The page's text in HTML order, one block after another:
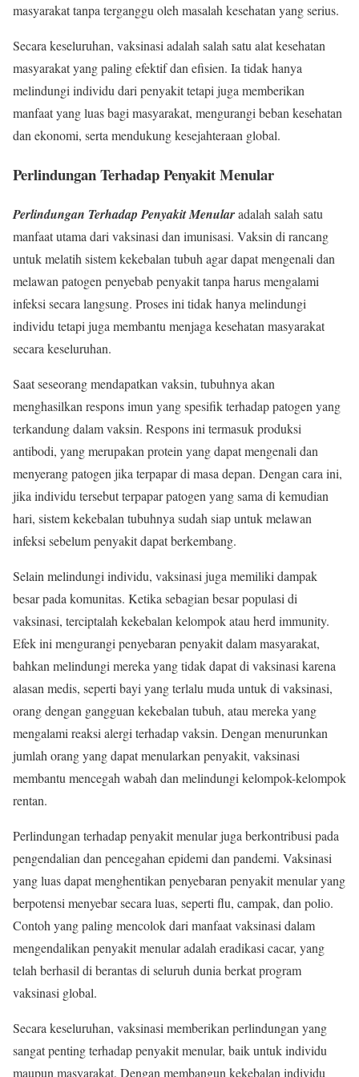
masyarakat tanpa terganggu oleh masalah kesehatan yang serius.
Secara keseluruhan, vaksinasi adalah salah satu alat kesehatan
masyarakat yang paling efektif dan efisien. Ia tidak hanya
melindungi individu dari penyakit tetapi juga memberikan
manfaat yang luas bagi masyarakat, mengurangi beban kesehatan
dan ekonomi, serta mendukung kesejahteraan global.
Perlindungan Terhadap Penyakit Menular
Perlindungan Terhadap Penyakit Menularadalah salah satu
manfaat utama dari vaksinasi dan imunisasi. Vaksin di rancang
untuk melatih sistem kekebalan tubuh agar dapat mengenali dan
melawan patogen penyebab penyakit tanpa harus mengalami
infeksi secara langsung. Proses ini tidak hanya melindungi
individu tetapi juga membantu menjaga kesehatan masyarakat
secara keseluruhan.
Saat seseorang mendapatkan vaksin, tubuhnya akan
menghasilkan respons imun yang spesifik terhadap patogen yang
terkandung dalam vaksin. Respons ini termasuk produksi
antibodi, yang merupakan protein yang dapat mengenali dan
menyerang patogen jika terpapar di masa depan. Dengan cara ini,
jika individu tersebut terpapar patogen yang sama di kemudian
hari, sistem kekebalan tubuhnya sudah siap untuk melawan
infeksi sebelum penyakit dapat berkembang.
Selain melindungi individu, vaksinasi juga memiliki dampak
besar pada komunitas. Ketika sebagian besar populasi di
vaksinasi, terciptalah kekebalan kelompok atau herd immunity.
Efek ini mengurangi penyebaran penyakit dalam masyarakat,
bahkan melindungi mereka yang tidak dapat di vaksinasi karena
alasan medis, seperti bayi yang terlalu muda untuk di vaksinasi,
orang dengan gangguan kekebalan tubuh, atau mereka yang
mengalami reaksi alergi terhadap vaksin. Dengan menurunkan
jumlah orang yang dapat menularkan penyakit, vaksinasi
membantu mencegah wabah dan melindungi kelompok-kelompok
rentan.
Perlindungan terhadap penyakit menular juga berkontribusi pada
pengendalian dan pencegahan epidemi dan pandemi. Vaksinasi
yang luas dapat menghentikan penyebaran penyakit menular yang
berpotensi menyebar secara luas, seperti flu, campak, dan polio.
Contoh yang paling mencolok dari manfaat vaksinasi dalam
mengendalikan penyakit menular adalah eradikasi cacar, yang
telah berhasil di berantas di seluruh dunia berkat program
vaksinasi global.
Secara keseluruhan, vaksinasi memberikan perlindungan yang
sangat penting terhadap penyakit menular, baik untuk individu
maupun masyarakat. Dengan membangun kekebalan individu